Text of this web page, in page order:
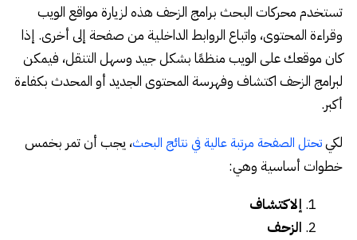
تستخدم محركات البحث برامج الزحف هذه لزيارة مواقع الويب
وقراءة المحتوى، واتباع الروابط الداخلية من صفحة إلى أخرى. إذا
كان موقعك على الويب منظمًا بشكل جيد وسهل التنقل، فيمكن
لبرامج الزحف اكتشاف وفهرسة المحتوى الجديد أو المحدث بكفاءة
أكبر.
لكيتحتل الصفحة مرتبة عالية في نتائج البحث، يجب أن تمر بخمس
خطوات أساسية وهي:
إلاكتشاف
الزحف